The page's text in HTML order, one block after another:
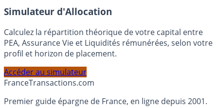
En savoir plus
Simulateur d'Allocation
Calculez la répartition théorique de votre capital entre
profil et horizon de placement.
FranceTransactions.com